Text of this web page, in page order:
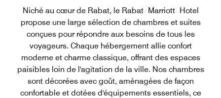
Niché au cœur de Rabat, le Rabat Marriott Hotel
propose une large sélection de chambres et suites
conçues pour répondre aux besoins de tous les
voyageurs. Chaque hébergement allie confort
moderne et charme classique, offrant des espaces
paisibles loin de l'agitation de la ville. Nos chambres
sont décorées avec goût, aménagées de façon
confortable et dotées d'équipements essentiels, ce